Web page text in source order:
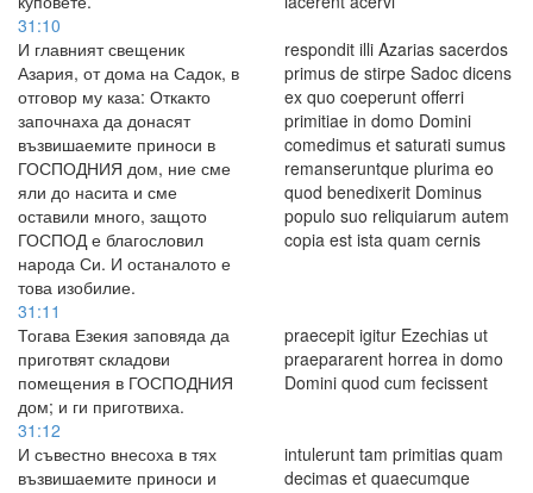
31:10
И главният свещеник
Азария, от дома на Садок, в
отговор му каза: Откакто
започнаха да донасят
възвишаемите приноси в
ГОСПОДНИЯ дом, ние сме
яли до насита и сме
оставили много, защото
ГОСПОД е благословил
народа Си. И останалото е
това изобилие.
respondit illi Azarias sacerdos
primus de stirpe Sadoc dicens
ex quo coeperunt offerri
primitiae in domo Domini
comedimus et saturati sumus
remanseruntque plurima eo
quod benedixerit Dominus
populo suo reliquiarum autem
copia est ista quam cernis
31:11
Тогава Езекия заповяда да
приготвят складови
помещения в ГОСПОДНИЯ
дом; и ги приготвиха.
praecepit igitur Ezechias ut
praepararent horrea in domo
Domini quod cum fecissent
31:12
И съвестно внесоха в тях
възвишаемите приноси и
intulerunt tam primitias quam
decimas et quaecumque